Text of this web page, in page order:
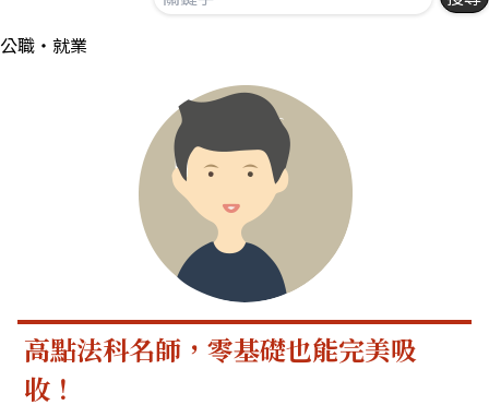
公職‧就業
高點法科名師，零基礎也能完美吸
收！